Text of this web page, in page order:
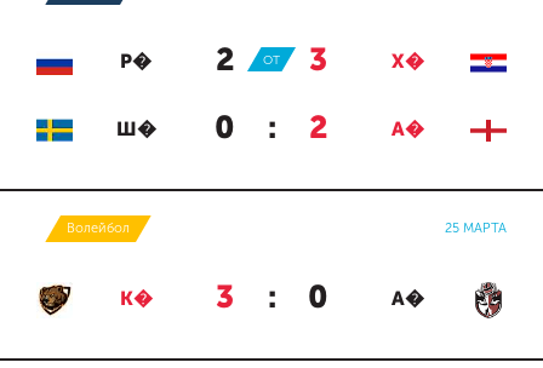
Р� 2 : 3 Х�
ОТ
Ш� 0 : 2 А�
Волейбол 25 МАРТА
К� 3 : 0 А�